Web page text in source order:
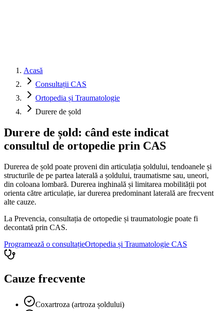
Acasă
Consultații CAS
Ortopedia și Traumatologie
Durere de șold
Durere de șold: când este indicat
consultul de ortopedie prin CAS
Durerea de șold poate proveni din articulația șoldului, tendoanele și
structurile de pe partea laterală a șoldului, traumatisme sau, uneori,
din coloana lombară. Durerea inghinală și limitarea mobilității pot
orienta către articulație, iar durerea predominant laterală are frecvent
alte cauze.
La Prevencia, consultația de ortopedie și traumatologie poate fi
decontată prin CAS.
Programează o consultațieOrtopedia și Traumatologie CAS
Cauze frecvente
Coxartroza (artroza șoldului)